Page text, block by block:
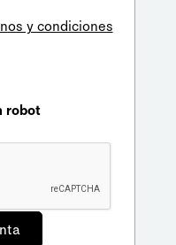
y condiciones
robot